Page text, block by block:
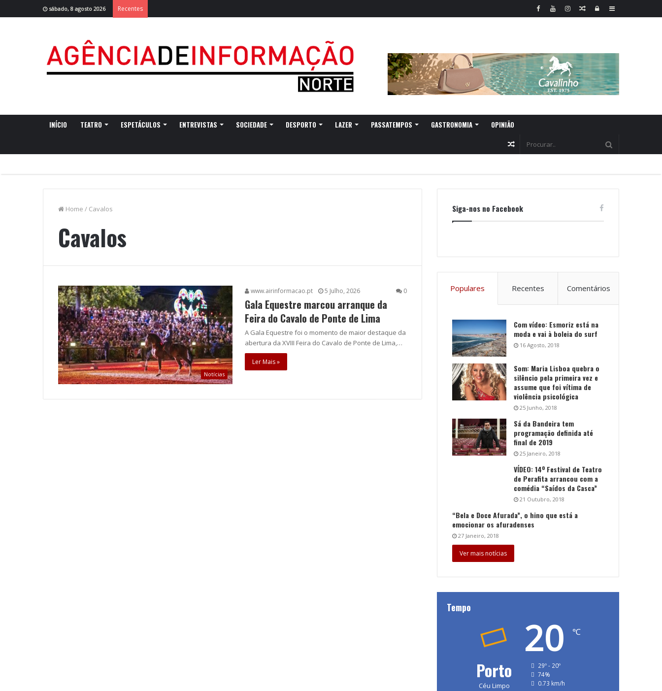
sábado, 8 agosto 2026 Recentes Sidebar
Log
Random
INÍCIO TEATRO ESPETÁCULOS ENTREVISTAS SOCIEDADE DESPORTO LAZER PASSATEMPOS GASTRONOMIA OPINIÃO
Random
Home / Cavalos
Cavalos
Notícias
www.airinformacao.pt 5 Julho, 2026 0
Gala Equestre marcou arranque da
Feira do Cavalo de Ponte de Lima
A Gala Equestre foi o momento de maior destaque da
abertura da XVIII Feira do Cavalo de Ponte de Lima,…
Ler Mais »
Siga-nos no Facebook
Populares Recentes Comentários
Com vídeo: Esmoriz está na
moda e vai à boleia do surf
16 Agosto, 2018
Som: Maria Lisboa quebra o
silêncio pela primeira vez e
assume que foi vítima de
violência psicológica
25 Junho, 2018
Sá da Bandeira tem
programação definida até
final de 2019
25 Janeiro, 2018
VÍDEO: 14º Festival de Teatro
de Perafita arrancou com a
comédia “Saídos da Casca”
21 Outubro, 2018
“Bela e Doce Afurada”, o hino que está a
emocionar os afuradenses
27 Janeiro, 2018
Ver mais notícias
Tempo
Porto
Céu Limpo
20 ℃
29º - 20º
74%
0.73 km/h